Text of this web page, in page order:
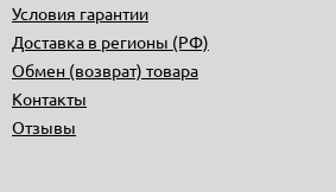
Условия гарантии
Доставка в регионы (РФ)
Обмен (возврат) товара
Контакты
Отзывы